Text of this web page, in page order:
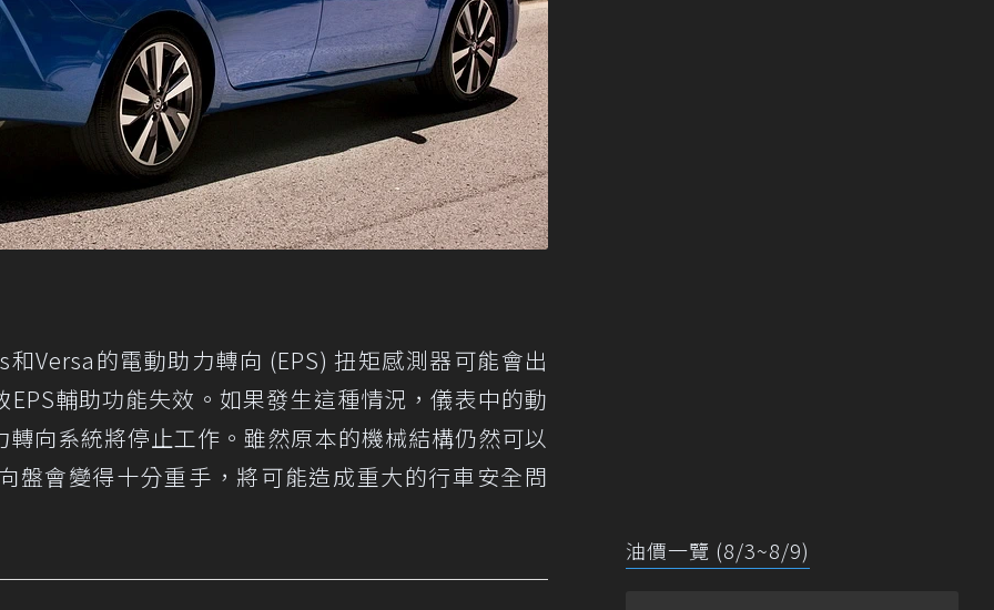
Versa的電動助力轉向 (EPS) 扭矩感測器可能會出
輔助功能失效。如果發生這種情況，儀表中的動
向系統將停止工作。雖然原本的機械結構仍然可以
盤會變得十分重手，將可能造成重大的行車安全問
油價一覽 (8/3~8/9)